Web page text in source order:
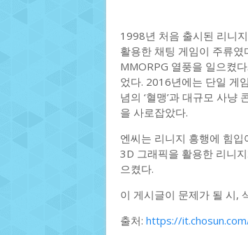
1998년 처음 출시된 리니
활용한 채팅 게임이 주류
MMORPG 열풍을 일으켰
었다. 2016년에는 단일 게
념의 ‘혈맹’과 대규모 사
을 사로잡았다.
엔씨는 리니지 흥행에 힘입
3D 그래픽을 활용한 리니
으켰다.
이 게시글이 문제가 될 시,
출처: https://